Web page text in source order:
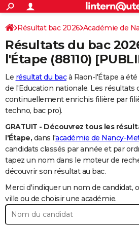
ACTUALITÉS
Politique
Société
Faits Divers
Education
Monde
Villes
+
SPORT
Coupe du monde 2026
Football
Tennis
Cyclisme
Rugby
Forum
CULTURE
FINANCE
Retraite
Impôts
Epargne
Immobilier
Risques naturels par ville
Banque
Assurance
Crédit
Essais
Réserver un essai
Citadines
Berlines
SUV
Forum auto
+
HIGH-TECH
Mobiles
Meilleur smartphone
Internet
Ordinateurs
Jeux vidéo
Guide high-tech
+
BRICOLAGE
Forum
Aménagement intérieur
Extérieur
Cuisine
Salle de bains
Jardinage
Rangement
+
Guides de France
Escapades
Patrimoine
Expositions
Musées
Week-end nature
+
Art de vivre
Bien-être
Loisirs
Mode
Modes de vie
+ SANTE
Alimentation
Guide de la santé
Maladies
Médicaments
Sommeil
VOYAGE
S'inscrire
Connexion
Résultat bac 2026 Académie de
Résultats du bac
l'Étape(88110)
Le résultat du bacà Raon-l'Étape a
de l'Education nationale. Les résultats
continuellement enrichis filière par
techno, bac pro).
GRATUIT - Découvrez tous les
l'Étape, dans l'académie de Nancy-
candidats classés par année et par
tapez un nom dans le moteur de
découvrir son résultat au bac.
Merci d'indiquer un nom de candidat,
ville ou de choisir une académie.